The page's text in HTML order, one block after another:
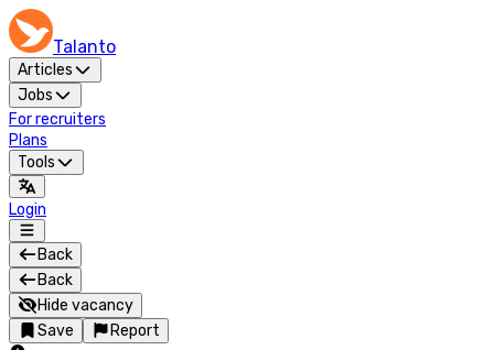
Talanto
Articles
Jobs
For recruiters
Plans
Tools
Login
Back
Back
Hide vacancy
Save
Report